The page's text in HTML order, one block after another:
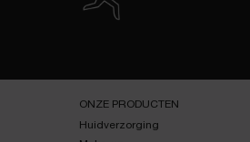
ONZE PRODUCTEN
Huidverzorging